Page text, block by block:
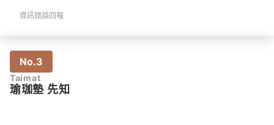
資訊錯誤回報
No.3
Taimat
瑜珈墊 先知